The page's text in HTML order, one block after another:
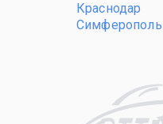
Краснодар
Симферополь